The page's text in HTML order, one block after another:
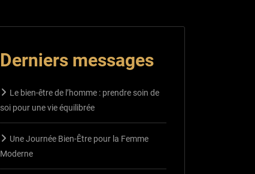
Derniers messages
Le bien-être de l’homme : prendre soin de
soi pour une vie équilibrée
Une Journée Bien-Être pour la Femme
Moderne